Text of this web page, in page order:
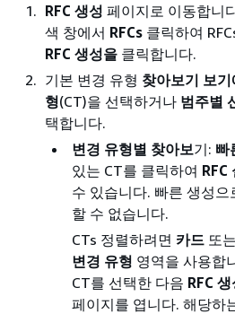
RFC 생성 페이지로 이동합니
색 창에서 RFCs 클릭하여
RFC 생성을 클릭합니다.
기본 변경 유형 찾아보기 보
형(CT)을 선택하거나 범주별
택합니다.
변경 유형별 찾아보기: 빠
있는 CT를 클릭하여 RFC
수 있습니다. 빠른 생성
할 수 없습니다.
CTs 정렬하려면 카드 또는
변경 유형 영역을 사용합
CT를 선택한 다음 RFC
페이지를 엽니다. 해당하